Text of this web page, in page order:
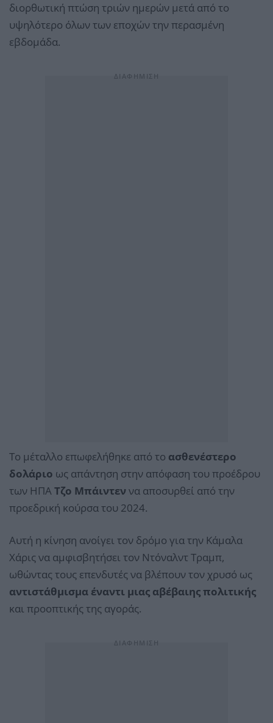
διορθωτική πτώση τριών ημερών μετά από το
υψηλότερο όλων των εποχών την περασμένη
εβδομάδα.
Το μέταλλο επωφελήθηκε από το ασθενέστερο
δολάριο ως απάντηση στην απόφαση του προέδρου
των ΗΠΑΤζο Μπάιντεν να αποσυρθεί από την
προεδρική κούρσα του 2024.
Αυτή η κίνηση ανοίγει τον δρόμο για την Κάμαλα
Χάρις να αμφισβητήσει τον Ντόναλντ Τραμπ,
ωθώντας τους επενδυτές να βλέπουν τον χρυσό ως
αντιστάθμισμα έναντι μιας αβέβαιης πολιτικής
και προοπτικής της αγοράς.